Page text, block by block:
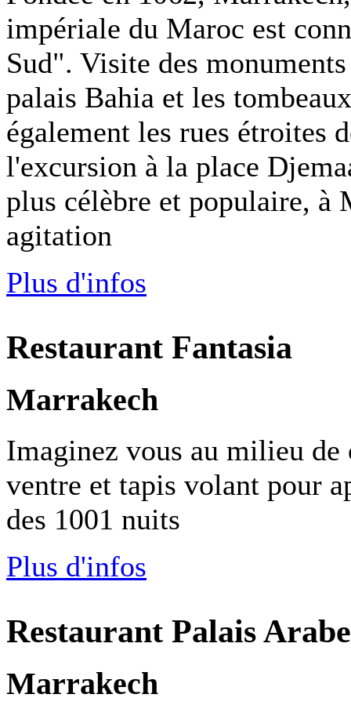
impériale du Maroc est
Sud". Visite des
palais Bahia et les
également les rues étroites
l'excursion à la place
plus célèbre et populaire, à
agitation
Plus d'infos
Restaurant Fantasia
Marrakech
Imaginez vous au milieu de
ventre et tapis volant pour
des 1001 nuits
Plus d'infos
Restaurant Palais Arabe
Marrakech